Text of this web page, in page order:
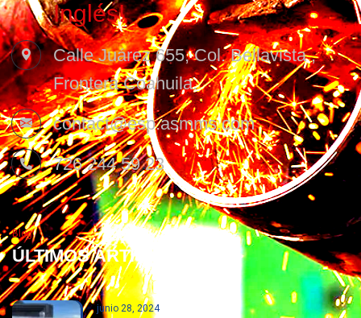
Inglés!
Calle Juárez 655, Col. Bellavista ,
Frontera Coahuila.
contact@esp.asmms.com
726 244 59 23
Blog
ÚLTIMOS ARTÍCULOS
junio 28, 2024